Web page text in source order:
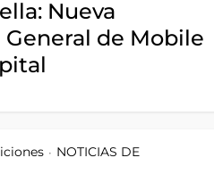
Nueva
de Mobile
• NOTICIAS DE